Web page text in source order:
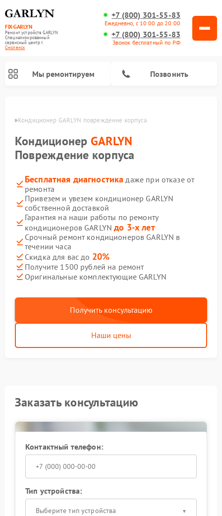
FIX-GARLYN
Ремонт устройств GARLYN
Специализированный
cервисный центр г.
Смоленск
+7 (800) 301-55-83
Ежедневно, с 10:00 до 20:00
+7 (800) 301-55-83
Звонок бесплатный по РФ
Мы ремонтируем Позвонить
Кондиционер GARLYN повреждение корпуса
Кондиционер GARLYN
Повреждение корпуса
Бесплатная диагностика даже при отказе от
ремонта
Привезем и увезем кондиционер GARLYN
собственной доставкой
Гарантия на наши работы по ремонту
кондиционеров GARLYNдо 3-х лет
Срочный ремонт кондиционеров GARLYN в
течении часа
Скидка для вас до 20%
Получите 1500 рублей на ремонт
Оригинальные комплектующие GARLYN
Получить консультацию
Наши цены
Заказать консультацию
Контактный телефон:
Тип устройства:
Выберите тип устройства